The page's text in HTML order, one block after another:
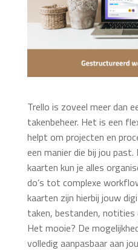
Trello is zoveel meer dan
takenbeheer. Het is een
helpt om projecten en
een manier die bij jou
kaarten kun je alles
do’s tot complexe
kaarten zijn hierbij jouw
taken, bestanden, notities
Het mooie? De
volledig aanpasbaar aan